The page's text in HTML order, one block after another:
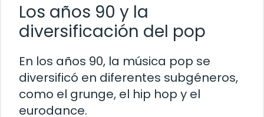
Los años 90 y la
diversificación del pop
En los años 90, la música pop se
diversificó en diferentes subgéneros,
como el grunge, el hip hop y el
eurodance.